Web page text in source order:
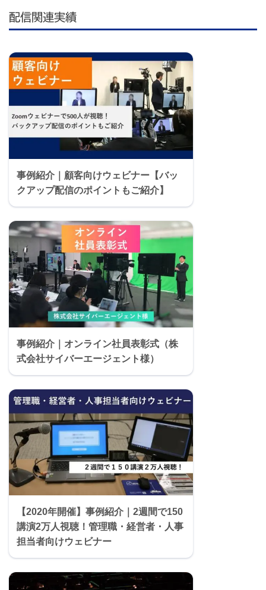
配信関連実績
事例紹介｜顧客向けウェビナー【バッ
クアップ配信のポイントもご紹介】
事例紹介｜オンライン社員表彰式（株
式会社サイバーエージェント様）
【2020年開催】事例紹介｜2週間で150
講演2万人視聴！管理職・経営者・人事
担当者向けウェビナー